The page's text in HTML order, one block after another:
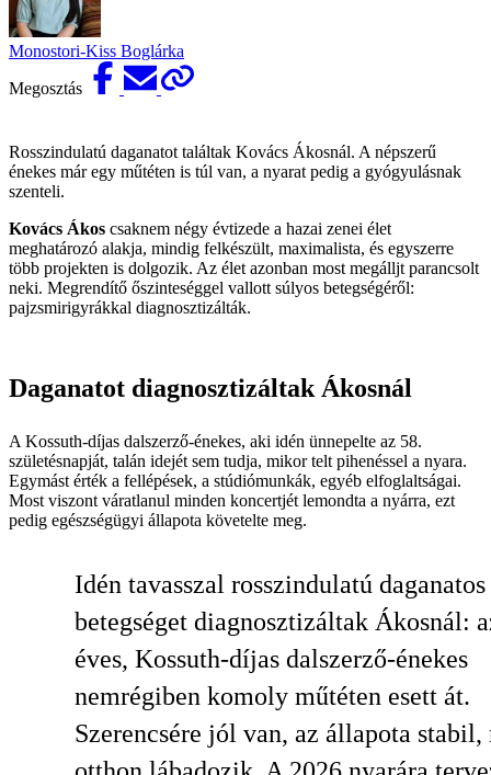
Monostori-Kiss Boglárka
Megosztás
Rosszindulatú daganatot találtak Kovács Ákosnál. A népszerű
énekes már egy műtéten is túl van, a nyarat pedig a gyógyulásnak
szenteli.
Kovács Ákos csaknem négy évtizede a hazai zenei élet
meghatározó alakja, mindig felkészült, maximalista, és egyszerre
több projekten is dolgozik. Az élet azonban most megálljt parancsolt
neki. Megrendítő őszinteséggel vallott súlyos betegségéről:
pajzsmirigyrákkal diagnosztizálták.
Daganatot diagnosztizáltak Ákosnál
A Kossuth-díjas dalszerző-énekes, aki idén ünnepelte az 58.
születésnapját, talán idejét sem tudja, mikor telt pihenéssel a nyara.
Egymást érték a fellépések, a stúdiómunkák, egyéb elfoglaltságai.
Most viszont váratlanul minden koncertjét lemondta a nyárra, ezt
pedig egészségügyi állapota követelte meg.
Idén tavasszal rosszindulatú daganatos
betegséget diagnosztizáltak Ákosnál:
éves, Kossuth-díjas dalszerző-énekes
nemrégiben komoly műtéten esett át.
Szerencsére jól van, az állapota stabil,